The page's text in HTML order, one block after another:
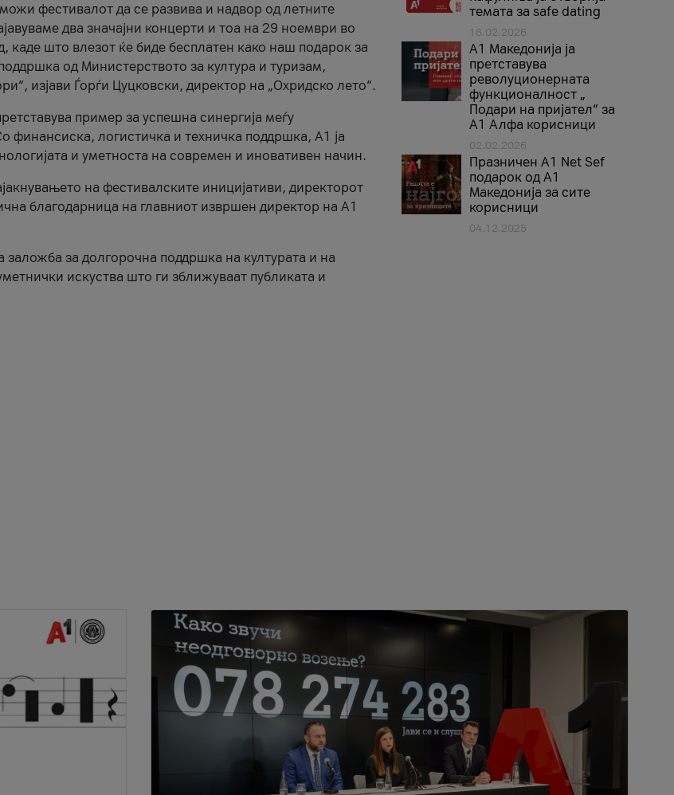
фестивалот да се развива и надвор од летните
два значајни концерти и тоа на 29 ноември во
што влезот ќе биде бесплатен како наш подарок за
од Министерството за култура и туризам,
изјави Ѓорѓи Цуцковски, директор на „Охридско лето“.
пример за успешна синергија меѓу
финансиска, логистичка и техничка поддршка, A1 ја
и уметноста на современ и иновативен начин.
на фестивалските иницијативи, директорот
благодарница на главниот извршен директор на A1
заложба за долгорочна поддршка на културата и на
искуства што ги зближуваат публиката и
темата за safe dating
16.02.2026
А1 Македонија ја
претставува
револуционерната
функционалност „
Подари на пријател“ за
А1 Алфа корисници
02.02.2026
Празничен A1 Net Sеf
подарок од А1
Македонија за сите
корисници
04.12.2025